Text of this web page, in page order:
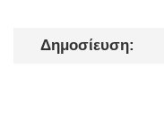
Δημοσίευση: